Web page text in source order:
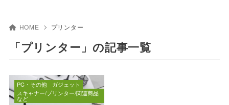
HOME プリンター
「プリンター」の記事一覧
PC・その他
ガジェット
スキャナー/プリンター/関連商品
など